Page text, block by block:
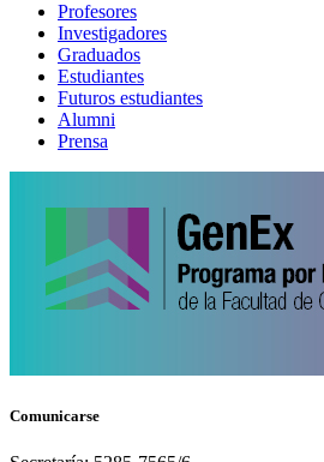
Profesores
Investigadores
Graduados
Estudiantes
Futuros estudiantes
Alumni
Prensa
Comunicarse